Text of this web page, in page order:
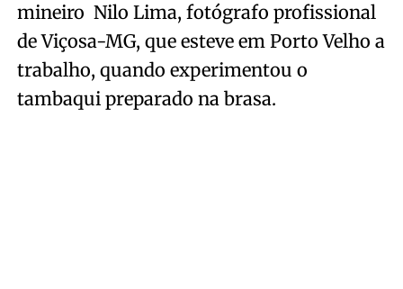
mineiro Nilo Lima, fotógrafo profissional
de Viçosa-MG, que esteve em Porto Velho a
trabalho, quando experimentou o
tambaqui preparado na brasa.